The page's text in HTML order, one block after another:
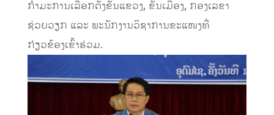
ກຳມະການເລືອກຕັ້ງຂັ້ນແຂວງ, ຂັ້ນເມືອງ, ກອງເລຂາ
ຊ່ວຍວຽກ ແລະ ພະນັກງານວິຊາການຂະແໜງທີ່
ກ່ຽວຂ້ອງເຂົ້າຮ່ວມ.